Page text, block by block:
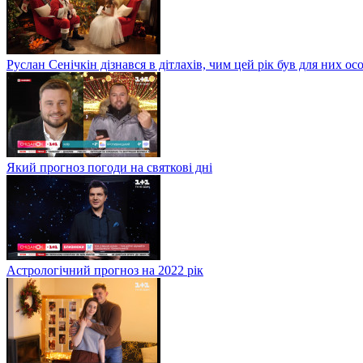
Руслан Сенічкін дізнався в дітлахів, чим цей рік був для них
Який прогноз погоди на святкові дні
Астрологічний прогноз на 2022 рік